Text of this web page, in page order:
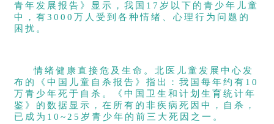
青年发展报告》显示，我国17岁以下的青少年儿童
中，有3000万人受到各种情绪、心理行为问题的
困扰。
情绪健康直接危及生命。北医儿童发展中心发
布的《中国儿童自杀报告》指出：我国每年约有10
万青少年死于自杀。《中国卫生和计划生育统计年
鉴》的数据显示，在所有的非疾病死因中，自杀，
已成为10~25岁青少年的前三大死因之一。